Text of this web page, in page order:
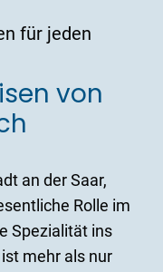
für jeden
von
an der Saar,
Rolle im
Spezialität ins
mehr als nur